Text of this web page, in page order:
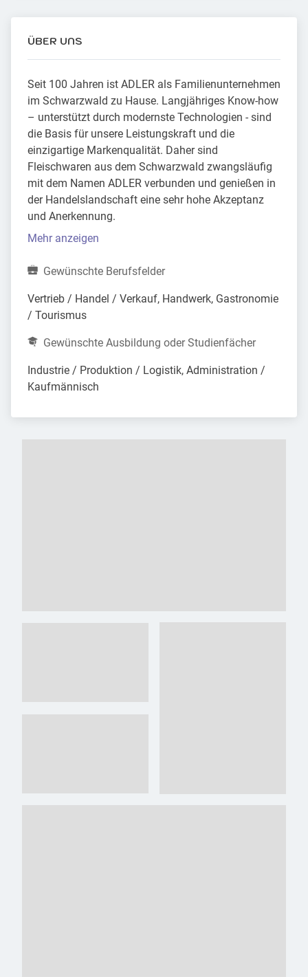
ÜBER UNS
Seit 100 Jahren ist ADLER als Familienunternehmen
im Schwarzwald zu Hause. Langjähriges Know-how
– unterstützt durch modernste Technologien - sind
die Basis für unsere Leistungskraft und die
einzigartige Markenqualität. Daher sind
Fleischwaren aus dem Schwarzwald zwangsläufig
mit dem Namen ADLER verbunden und genießen in
der Handelslandschaft eine sehr hohe Akzeptanz
und Anerkennung.
Mehr anzeigen
Gewünschte Berufsfelder
Vertrieb / Handel / Verkauf, Handwerk, Gastronomie
/ Tourismus
Gewünschte Ausbildung oder Studienfächer
Industrie / Produktion / Logistik, Administration /
Kaufmännisch